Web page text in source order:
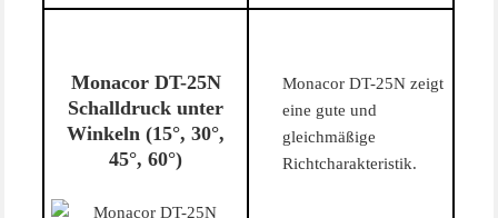
Monacor DT-25N
Schalldruck unter
Winkeln (15°, 30°,
45°, 60°)
Monacor DT-25N zeigt
eine gute und
gleichmäßige
Richtcharakteristik.